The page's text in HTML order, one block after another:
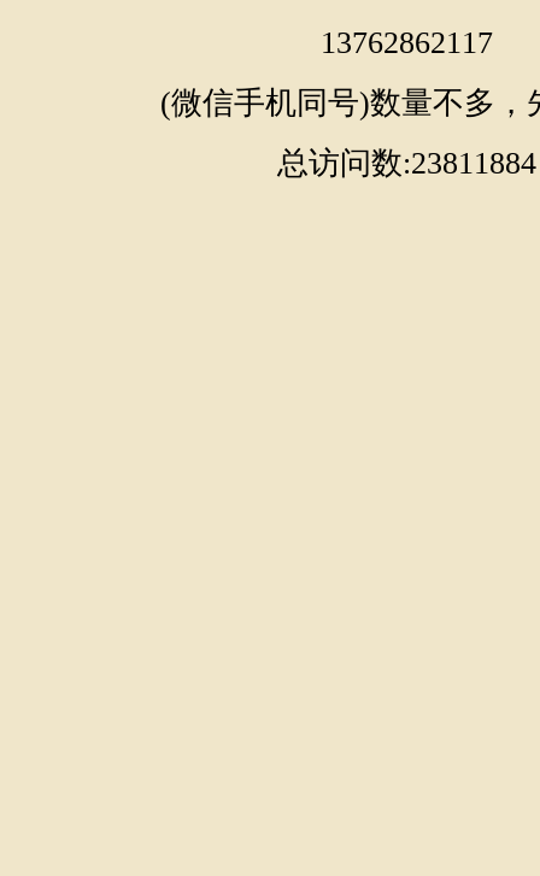
13762862117
(微信手机同号)数量不多，
总访问数:23811884